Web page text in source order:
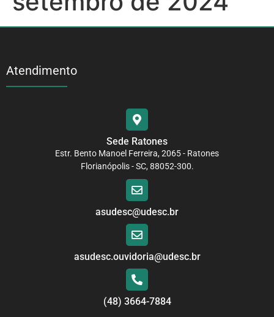
Atendimento
Sede Ratones
Estr. Bento Manoel Ferreira, 2065 - Ratones
Florianópolis - SC, 88052-300.
asudesc@udesc.br
asudesc.ouvidoria@udesc.br
(48) 3664-7884